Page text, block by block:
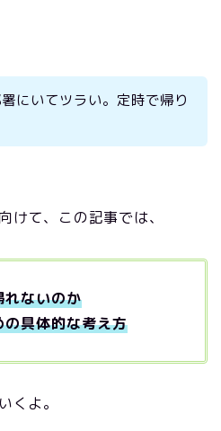
にいてツラい。定時で帰り
けて、この記事では、
れないのか
具体的な考え方
くよ。